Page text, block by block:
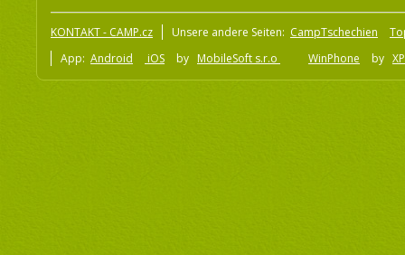
KONTAKT - CAMP.cz Unsere andere Seiten: CampTschechien
App: Android iOS by MobileSoft s.r.o WinPhone by